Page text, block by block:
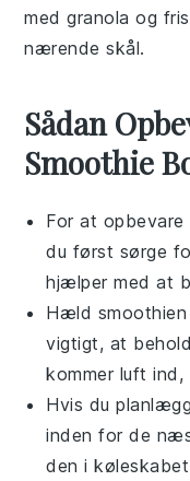
medgranola og
nærende skål.
Sådan
Smoothie
For at
du først sørge
hjælper med at
Hæld smoothien
vigtigt, at
kommer luft ind,
Hvis du
inden for de
den i